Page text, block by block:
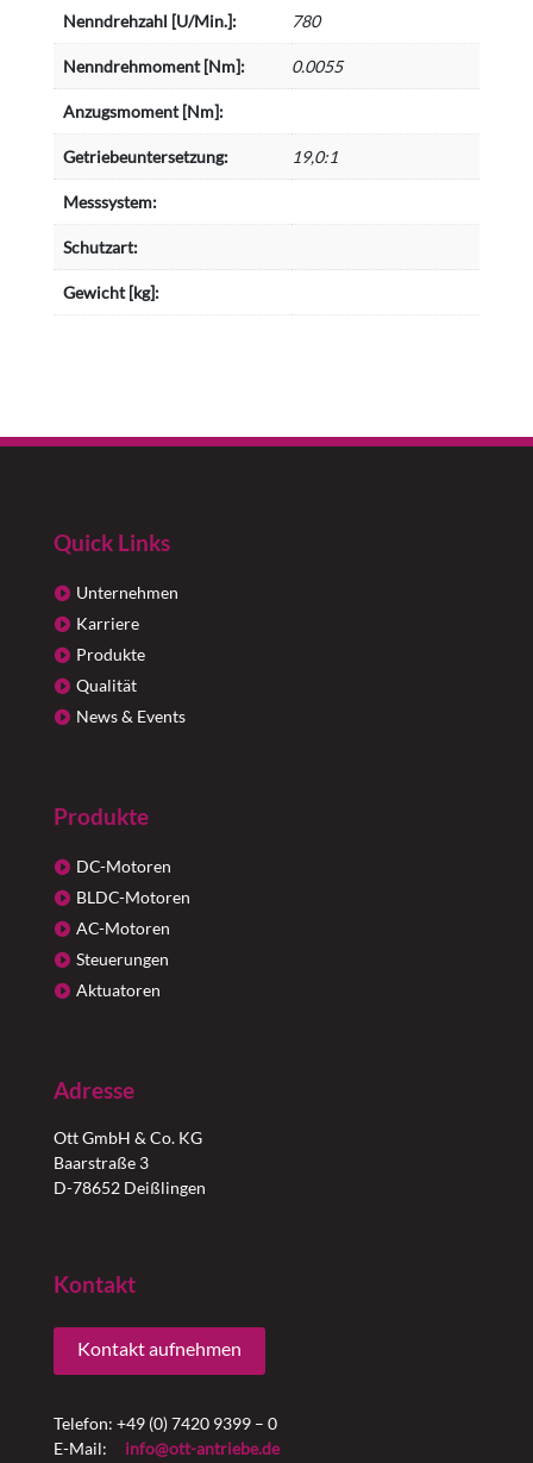
Nenndrehzahl [U/Min.]: 780
Nenndrehmoment [Nm]: 0.0055
Anzugsmoment [Nm]:
Getriebeuntersetzung: 19,0:1
Messsystem:
Schutzart:
Gewicht [kg]:
Quick Links
Unternehmen
Karriere
Produkte
Qualität
News & Events
Produkte
DC-Motoren
BLDC-Motoren
AC-Motoren
Steuerungen
Aktuatoren
Adresse
Ott GmbH & Co. KG
Baarstraße 3
D-78652 Deißlingen
Kontakt
Kontakt aufnehmen
Telefon: +49 (0) 7420 9399 – 0
E-Mail: info@ott-antriebe.de